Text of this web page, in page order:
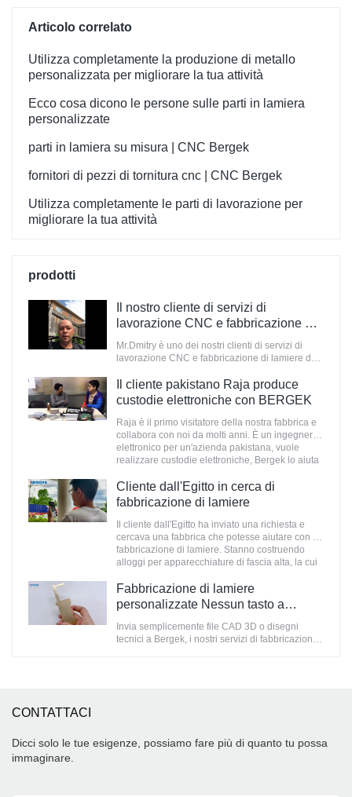
Articolo correlato
Utilizza completamente la produzione di metallo
personalizzata per migliorare la tua attività
Ecco cosa dicono le persone sulle parti in lamiera
personalizzate
parti in lamiera su misura | CNC Bergek
fornitori di pezzi di tornitura cnc | CNC Bergek
Utilizza completamente le parti di lavorazione per
migliorare la tua attività
prodotti
Il nostro cliente di servizi di
lavorazione CNC e fabbricazione di
lamiere dal Canada
Mr.Dmitry è uno dei nostri clienti di servizi di
lavorazione CNC e fabbricazione di lamiere dal
Il cliente pakistano Raja produce
custodie elettroniche con BERGEK
Raja è il primo visitatore della nostra fabbrica e
collabora con noi da molti anni. È un ingegnere
elettronico per un'azienda pakistana, vuole
realizzare custodie elettroniche, Bergek lo aiuta
rimarrà in Cina per 1-2 mesi per portare a
termine alcuni progetti.
Cliente dall'Egitto in cerca di
fabbricazione di lamiere
Il cliente dall'Egitto ha inviato una richiesta e
cercava una fabbrica che potesse aiutare con la
fabbricazione di lamiere. Stanno costruendo
alloggi per apparecchiature di fascia alta, la cui
Fabbricazione di lamiere
personalizzate Nessun tasto a
sfioramento
Invia semplicemente file CAD 3D o disegni
tecnici a Bergek, i nostri servizi di fabbricazione
CONTATTACI
Dicci solo le tue esigenze, possiamo fare più di quanto tu possa
immaginare.